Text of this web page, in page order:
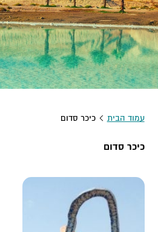
עמוד הבית כיכר סדום
כיכר סדום